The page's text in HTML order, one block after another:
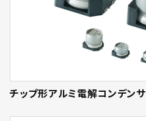
チップ形アルミ電解コンデンサ